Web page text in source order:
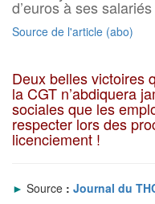
d’euros à ses
Source de l'article (abo)
Deux belles victoires
la CGT n’abdiquera
sociales que les
respecter lors des
licenciement !
► Source : Journal du